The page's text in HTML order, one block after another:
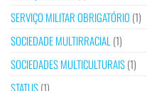
SERVIÇO MILITAR OBRIGATÓRIO (1)
SOCIEDADE MULTIRRACIAL (1)
SOCIEDADES MULTICULTURAIS(1)
STATUS(1)